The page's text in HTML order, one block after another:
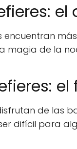
encuentran
magia de la
de las
difícil para